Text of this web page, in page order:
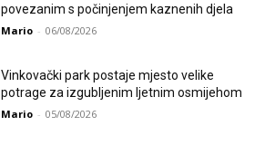
povezanim s počinjenjem kaznenih djela
Mario - 06/08/2026
Vinkovački park postaje mjesto velike
potrage za izgubljenim ljetnim osmijehom
Mario - 05/08/2026